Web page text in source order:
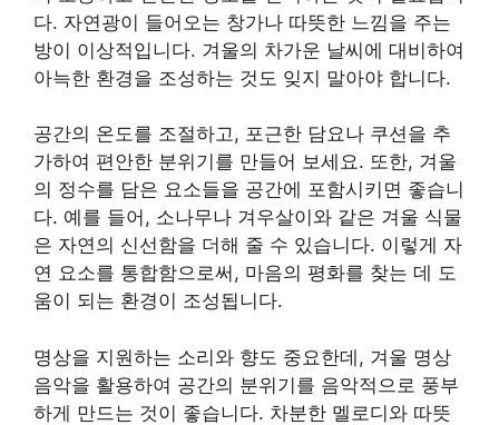
다. 자연광이 들어오는 창가나 따뜻한 느낌을 주는
방이 이상적입니다. 겨울의 차가운 날씨에 대비하여
아늑한 환경을 조성하는 것도 잊지 말아야 합니다.
공간의 온도를 조절하고, 포근한 담요나 쿠션을 추
가하여 편안한 분위기를 만들어 보세요. 또한, 겨울
의 정수를 담은 요소들을 공간에 포함시키면 좋습니
다. 예를 들어, 소나무나 겨우살이와 같은 겨울 식물
은 자연의 신선함을 더해 줄 수 있습니다. 이렇게 자
연 요소를 통합함으로써, 마음의 평화를 찾는 데 도
움이 되는 환경이 조성됩니다.
명상을 지원하는 소리와 향도 중요한데, 겨울 명상
음악을 활용하여 공간의 분위기를 음악적으로 풍부
하게 만드는 것이 좋습니다. 차분한 멜로디와 따뜻